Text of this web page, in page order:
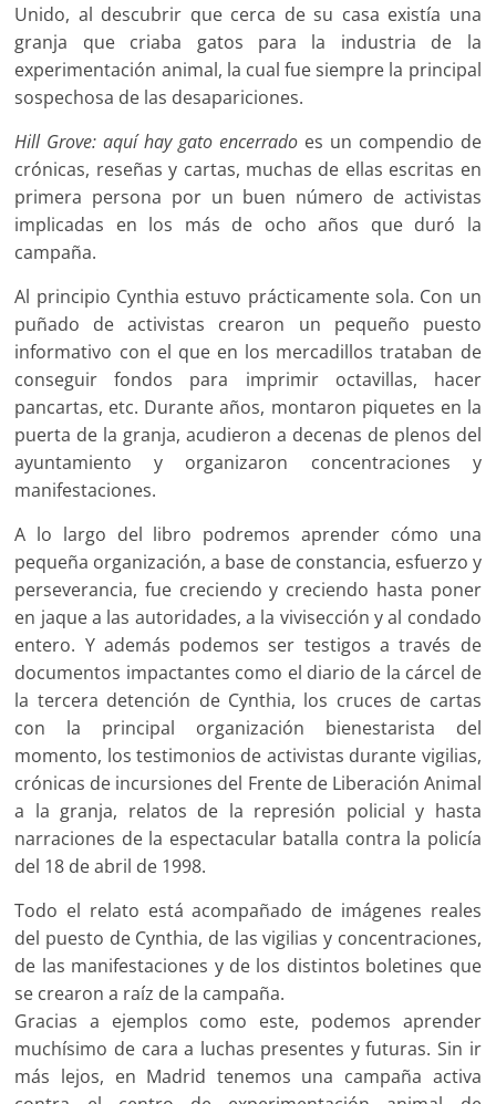
Unido, al descubrir que cerca de su casa existía una
granja que criaba gatos para la industria de la
experimentación animal, la cual fue siempre la principal
sospechosa de las desapariciones.
Hill Grove: aquí hay gato encerradoes un compendio de
crónicas, reseñas y cartas, muchas de ellas escritas en
primera persona por un buen número de activistas
implicadas en los más de ocho años que duró la
campaña.
Al principio Cynthia estuvo prácticamente sola. Con un
puñado de activistas crearon un pequeño puesto
informativo con el que en los mercadillos trataban de
conseguir fondos para imprimir octavillas, hacer
pancartas, etc. Durante años, montaron piquetes en la
puerta de la granja, acudieron a decenas de plenos del
ayuntamiento y organizaron concentraciones y
manifestaciones.
A lo largo del libro podremos aprender cómo una
pequeña organización, a base de constancia, esfuerzo y
perseverancia, fue creciendo y creciendo hasta poner
en jaque a las autoridades, a la vivisección y al condado
entero. Y además podemos ser testigos a través de
documentos impactantes como el diario de la cárcel de
la tercera detención de Cynthia, los cruces de cartas
con la principal organización bienestarista del
momento, los testimonios de activistas durante vigilias,
crónicas de incursiones del Frente de Liberación Animal
a la granja, relatos de la represión policial y hasta
narraciones de la espectacular batalla contra la policía
del 18 de abril de 1998.
Todo el relato está acompañado de imágenes reales
del puesto de Cynthia, de las vigilias y concentraciones,
de las manifestaciones y de los distintos boletines que
se crearon a raíz de la campaña.
Gracias a ejemplos como este, podemos aprender
muchísimo de cara a luchas presentes y futuras. Sin ir
más lejos, en Madrid tenemos una campaña activa